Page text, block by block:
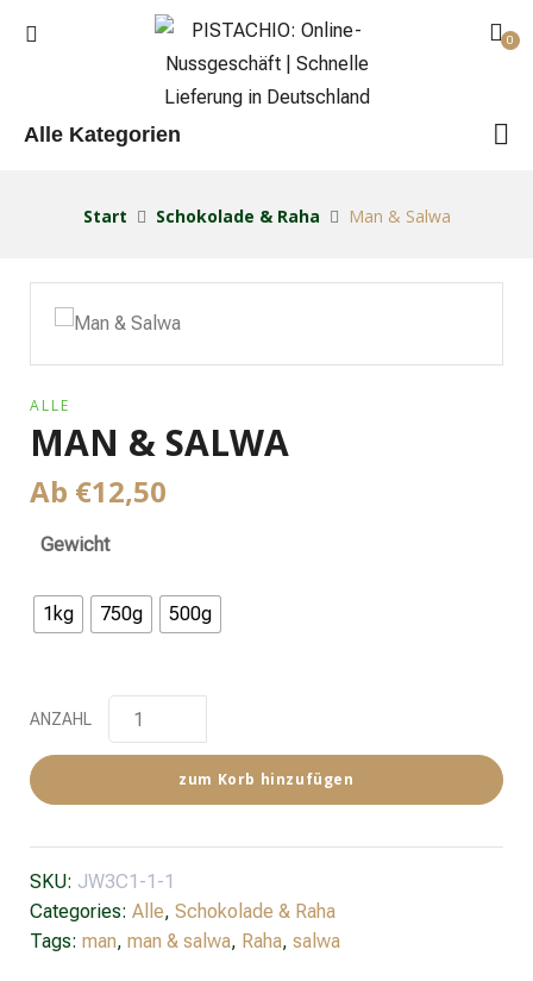
0
Alle Kategorien
Start Schokolade & Raha Man & Salwa
ALLE
MAN & SALWA
Ab €12,50
Gewicht
1kg 750g 500g
ANZAHL
zum Korb hinzufügen
SKU: JW3C1-1-1
Categories: Alle, Schokolade & Raha
Tags: man, man & salwa, Raha, salwa